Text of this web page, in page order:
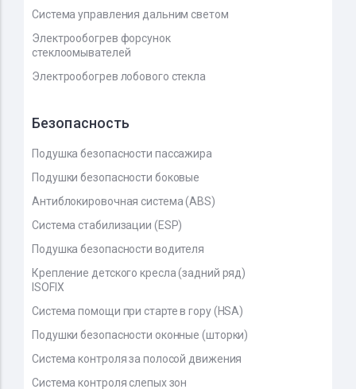
Система управления дальним светом
Электрообогрев форсунок
стеклоомывателей
Электрообогрев лобового стекла
Безопасность
Подушка безопасности пассажира
Подушки безопасности боковые
Антиблокировочная система (ABS)
Система стабилизации (ESP)
Подушка безопасности водителя
Крепление детского кресла (задний ряд)
ISOFIX
Система помощи при старте в гору (HSA)
Подушки безопасности оконные (шторки)
Система контроля за полосой движения
Система контроля слепых зон